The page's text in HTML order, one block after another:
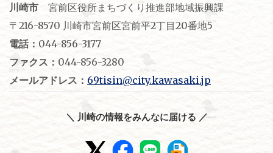
川崎市 宮前区役所まちづくり推進部地域振興課
〒216-8570 川崎市宮前区宮前平2丁目20番地5
電話： 044-856-3177
ファクス： 044-856-3280
メールアドレス： 69tisin@city.kawasaki.jp
＼ 川崎の情報をみんなに届ける ／